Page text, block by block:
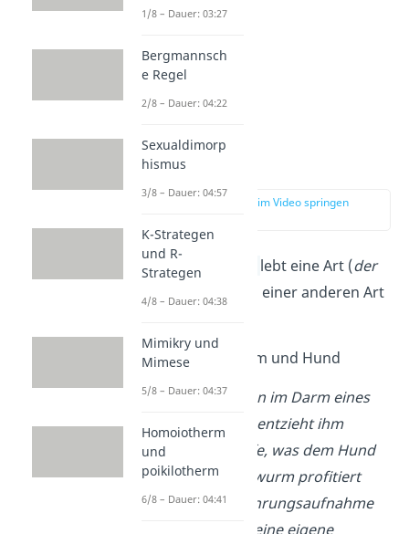
Parasitismus
zur Stelle im Video springen
BeimParasitismus lebt eine Art (der
Parasit
) auf Kosten einer anderen Art
Beispiel: Bandwurm und Hund
Ein Bandwurm kann im Darm eines
Hundes leben und entzieht ihm
wichtige Nährstoffe, was dem Hund
schadet. Der Bandwurm profitiert
jedoch von der Nahrungsaufnahme
des Hundes, was seine eigene
1/8 – Dauer: 03:27
Bergmannsch
e Regel
2/8 – Dauer: 04:22
Sexualdimorp
hismus
3/8 – Dauer: 04:57
K-Strategen
und R-
Strategen
4/8 – Dauer: 04:38
Mimikry und
Mimese
5/8 – Dauer: 04:37
Homoiotherm
und
poikilotherm
6/8 – Dauer: 04:41